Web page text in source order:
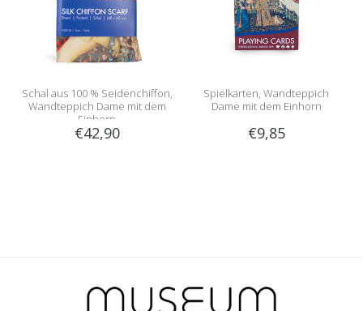
Schal aus 100 % Seidenchiffon,
Wandteppich Dame mit dem
Einhorn
€42,90
Spielkarten, Wandteppich
Dame mit dem Einhorn
€9,85